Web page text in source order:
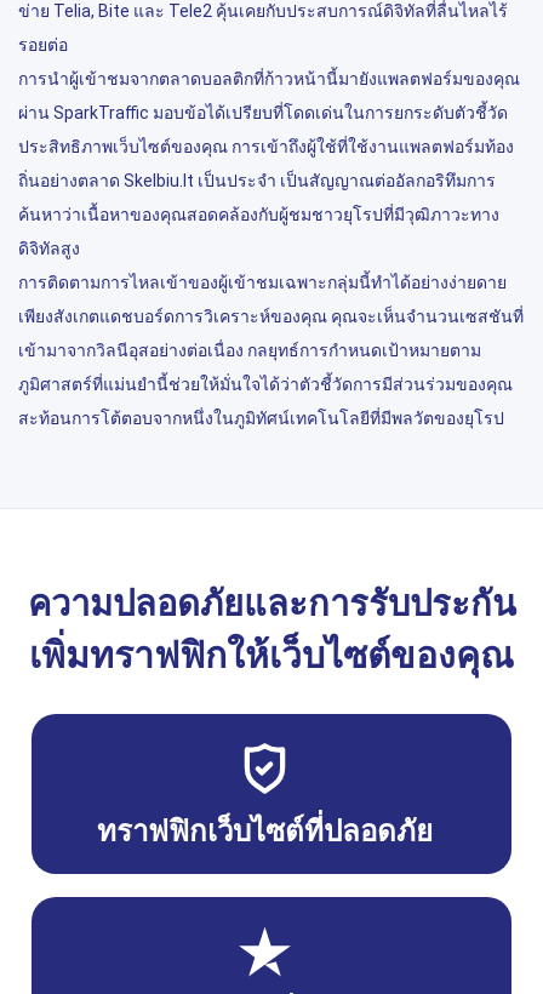
ข่าย Telia, Bite และ Tele2 คุ้นเคยกับประสบการณ์ดิจิทัลที่ลื่นไหลไร้
รอยต่อ
การนำผู้เข้าชมจากตลาดบอลติกที่ก้าวหน้านี้มายังแพลตฟอร์มของคุณ
ผ่าน SparkTraffic มอบข้อได้เปรียบที่โดดเด่นในการยกระดับตัวชี้วัด
ประสิทธิภาพเว็บไซต์ของคุณ การเข้าถึงผู้ใช้ที่ใช้งานแพลตฟอร์มท้อง
ถิ่นอย่างตลาด Skelbiu.lt เป็นประจำ เป็นสัญญาณต่ออัลกอริทึมการ
ค้นหาว่าเนื้อหาของคุณสอดคล้องกับผู้ชมชาวยุโรปที่มีวุฒิภาวะทาง
ดิจิทัลสูง
การติดตามการไหลเข้าของผู้เข้าชมเฉพาะกลุ่มนี้ทำได้อย่างง่ายดาย
เพียงสังเกตแดชบอร์ดการวิเคราะห์ของคุณ คุณจะเห็นจำนวนเซสชันที่
เข้ามาจากวิลนีอุสอย่างต่อเนื่อง กลยุทธ์การกำหนดเป้าหมายตาม
ภูมิศาสตร์ที่แม่นยำนี้ช่วยให้มั่นใจได้ว่าตัวชี้วัดการมีส่วนร่วมของคุณ
สะท้อนการโต้ตอบจากหนึ่งในภูมิทัศน์เทคโนโลยีที่มีพลวัตของยุโรป
ความปลอดภัยและการรับประกัน
เพิ่มทราฟฟิกให้เว็บไซต์ของคุณ
ทราฟฟิกเว็บไซต์ที่ปลอดภัย